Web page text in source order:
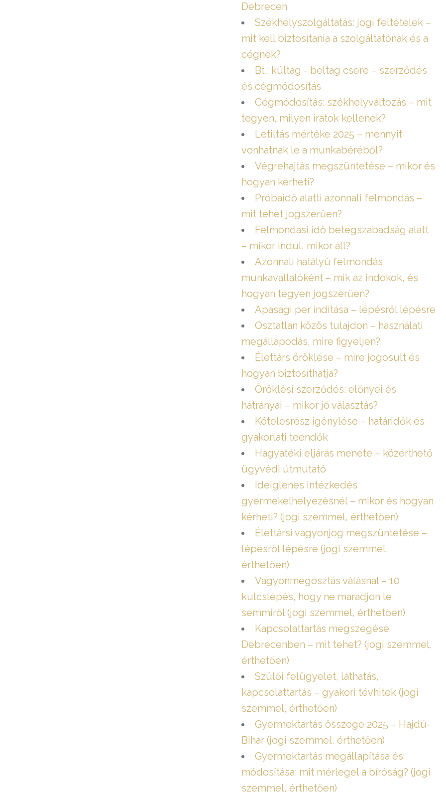
Debrecen
Székhelyszolgáltatás: jogi feltételek –
mit kell biztosítania a szolgáltatónak és a
cégnek?
Bt.: kültag - beltag csere – szerződés
és cégmódosítás
Cégmódosítás: székhelyváltozás – mit
tegyen, milyen iratok kellenek?
Letiltás mértéke 2025 – mennyit
vonhatnak le a munkabéréből?
Végrehajtás megszüntetése – mikor és
hogyan kérheti?
Próbaidő alatti azonnali felmondás –
mit tehet jogszerűen?
Felmondási idő betegszabadság alatt
– mikor indul, mikor áll?
Azonnali hatályú felmondás
munkavállalóként – mik az indokok, és
hogyan tegyen jogszerűen?
Apasági per indítása – lépésről lépésre
Osztatlan közös tulajdon – használati
megállapodás, mire figyeljen?
Élettárs öröklése – mire jogosult és
hogyan biztosíthatja?
Öröklési szerződés: előnyei és
hátrányai – mikor jó választás?
Kötelesrész igénylése – határidők és
gyakorlati teendők
Hagyatéki eljárás menete – közérthető
ügyvédi útmutató
Ideiglenes intézkedés
gyermekelhelyezésnél – mikor és hogyan
kérheti? (jogi szemmel, érthetően)
Élettársi vagyonjog megszüntetése –
lépésről lépésre (jogi szemmel,
érthetően)
Vagyonmegosztás válásnál – 10
kulcslépés, hogy ne maradjon le
semmiről (jogi szemmel, érthetően)
Kapcsolattartás megszegése
Debrecenben – mit tehet? (jogi szemmel,
érthetően)
Szülői felügyelet, láthatás,
kapcsolattartás – gyakori tévhitek (jogi
szemmel, érthetően)
Gyermektartás összege 2025 – Hajdú-
Bihar (jogi szemmel, érthetően)
Gyermektartás megállapítása és
módosítása: mit mérlegel a bíróság? (jogi
szemmel, érthetően)